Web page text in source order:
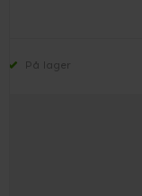
På lager